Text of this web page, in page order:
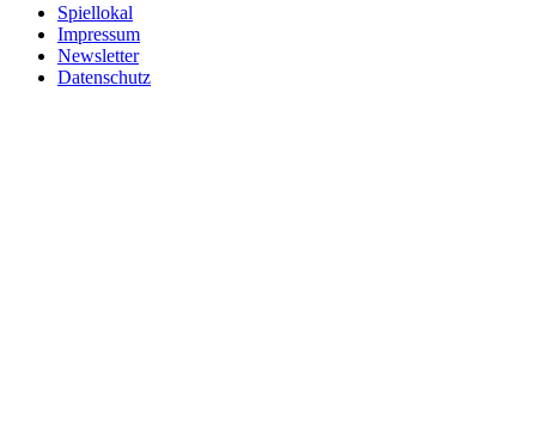
Spiellokal
Impressum
Newsletter
Datenschutz